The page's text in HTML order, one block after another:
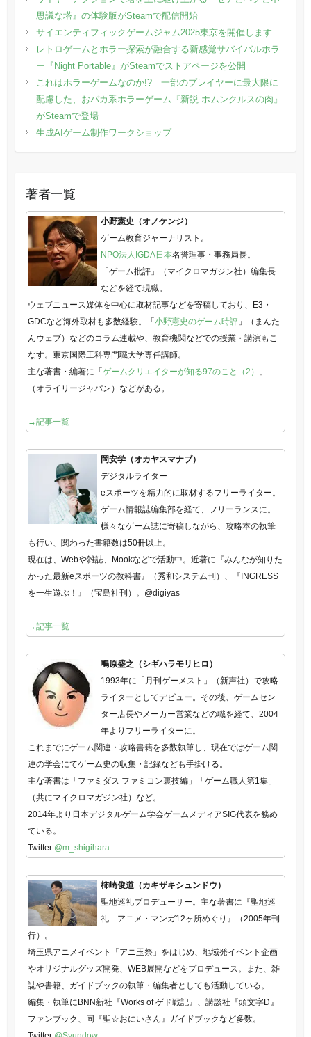
思議な塔』の体験版がSteamで配信開始
サイエンティフィックゲームジャム2025東京を開催します
レトロゲームとホラー探索が融合する新感覚サバイバルホラ
ー『Night Portable』がSteamでストアページを公開
これはホラーゲームなのか!? 一部のプレイヤーに最大限に
配慮した、おバカ系ホラーゲーム『新説 ホムンクルスの肉』
がSteamで登場
生成AIゲーム制作ワークショップ
著者一覧
小野憲史（オノケンジ）
ゲーム教育ジャーナリスト。
NPO法人IGDA日本名誉理事・事務局長。
「ゲーム批評」（マイクロマガジン社）編集長
などを経て現職。
ウェブニュース媒体を中心に取材記事などを寄稿しており、E3・
GDCなど海外取材も多数経験。「小野憲史のゲーム時評」（まんた
んウェブ）などのコラム連載や、教育機関などでの授業・講演もこ
なす。東京国際工科専門職大学専任講師。
主な著書・編著に「ゲームクリエイターが知る97のこと（2）
」
（オライリージャパン）などがある。
→記事一覧
岡安学（オカヤスマナブ）
デジタルライター
eスポーツを精力的に取材するフリーライター。
ゲーム情報誌編集部を経て、フリーランスに。
様々なゲーム誌に寄稿しながら、攻略本の執筆
も行い、関わった書籍数は50冊以上。
現在は、Webや雑誌、Mookなどで活動中。近著に『みんなが知りた
かった最新eスポーツの教科書』（秀和システム刊）、『INGRESS
を一生遊ぶ！』（宝島社刊）。@digiyas
→記事一覧
鴫原盛之（シギハラモリヒロ）
1993年に「月刊ゲーメスト」（新声社）で攻略
ライターとしてデビュー。その後、ゲームセン
ター店長やメーカー営業などの職を経て、2004
年よりフリーライターに。
これまでにゲーム関連・攻略書籍を多数執筆し、現在ではゲーム関
連の学会にてゲーム史の収集・記録なども手掛ける。
主な著書は「ファミダス ファミコン裏技編」「ゲーム職人第1集」
（共にマイクロマガジン社）など。
2014年より日本デジタルゲーム学会ゲームメディアSIG代表を務め
ている。
Twitter:@m_shigihara
柿崎俊道（カキザキシュンドウ）
聖地巡礼プロデューサー。主な著書に『聖地巡
礼 アニメ・マンガ12ヶ所めぐり』（2005年刊
行）。
埼玉県アニメイベント「アニ玉祭」をはじめ、地域発イベント企画
やオリジナルグッズ開発、WEB展開などをプロデュース。また、雑
誌や書籍、ガイドブックの執筆・編集者としても活動している。
編集・執筆にBNN新社『Works of ゲド戦記』、講談社『頭文字D』
ファンブック、同『聖☆おにいさん』ガイドブックなど多数。